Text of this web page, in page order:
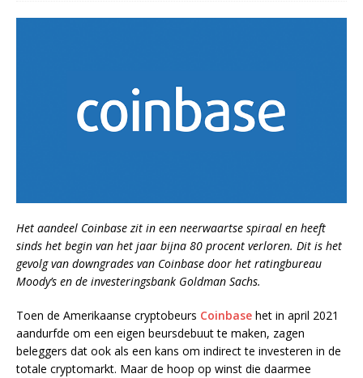
Het aandeel Coinbase zit in een neerwaartse spiraal en heeft
sinds het begin van het jaar bijna 80 procent verloren. Dit is het
gevolg van downgrades van Coinbase door het ratingbureau
Moody’s en de investeringsbank Goldman Sachs.
Toen de Amerikaanse cryptobeurs Coinbase het in april 2021
aandurfde om een eigen beursdebuut te maken, zagen
beleggers dat ook als een kans om indirect te investeren in de
totale cryptomarkt. Maar de hoop op winst die daarmee